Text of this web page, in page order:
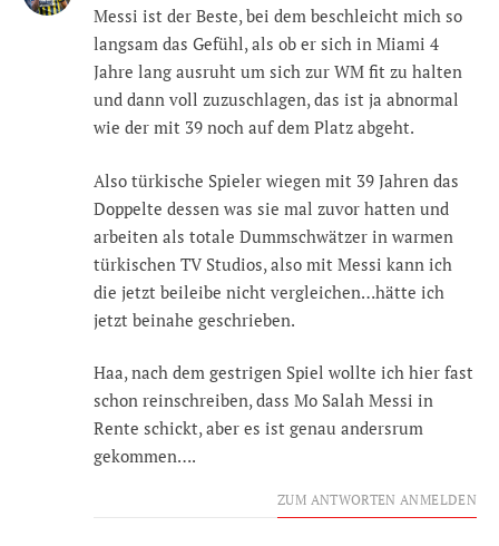
Messi ist der Beste, bei dem beschleicht mich so
langsam das Gefühl, als ob er sich in Miami 4
Jahre lang ausruht um sich zur WM fit zu halten
und dann voll zuzuschlagen, das ist ja abnormal
wie der mit 39 noch auf dem Platz abgeht.
Also türkische Spieler wiegen mit 39 Jahren das
Doppelte dessen was sie mal zuvor hatten und
arbeiten als totale Dummschwätzer in warmen
türkischen TV Studios, also mit Messi kann ich
die jetzt beileibe nicht vergleichen…hätte ich
jetzt beinahe geschrieben.
Haa, nach dem gestrigen Spiel wollte ich hier fast
schon reinschreiben, dass Mo Salah Messi in
Rente schickt, aber es ist genau andersrum
gekommen….
ZUM ANTWORTEN ANMELDEN